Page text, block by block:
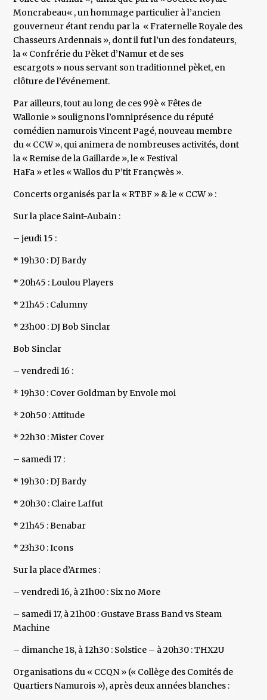
Moncrabeau« , un hommage particulier à l’ancien
gouverneur étant rendu par la « Fraternelle Royale des
Chasseurs Ardennais », dont il fut l’un des fondateurs,
la « Confrérie du Pèket d’Namur et de ses
escargots » nous servant son traditionnel pèket, en
clôture de l’événement.
Par ailleurs, tout au long de ces 99è « Fêtes de
Wallonie » soulignons l’omniprésence du réputé
comédien namurois Vincent Pagé, nouveau membre
du « CCW », qui animera de nombreuses activités, dont
la « Remise de la Gaillarde », le « Festival
HaFa » et les « Wallos du P’tit Françwès ».
Concerts organisés par la « RTBF » & le « CCW » :
Sur la place Saint-Aubain :
– jeudi 15 :
* 19h30 : DJ Bardy
* 20h45 : Loulou Players
* 21h45 : Calumny
* 23h00 : DJ Bob Sinclar
Bob Sinclar
– vendredi 16 :
* 19h30 : Cover Goldman by Envole moi
* 20h50 : Attitude
* 22h30 : Mister Cover
– samedi 17 :
* 19h30 : DJ Bardy
* 20h30 : Claire Laffut
* 21h45 : Benabar
* 23h30 : Icons
Sur la place d’Armes :
– vendredi 16, à 21h00 : Six no More
– samedi 17, à 21h00 : Gustave Brass Band vs Steam
Machine
– dimanche 18, à 12h30 : Solstice – à 20h30 : THX2U
Organisations du « CCQN » (« Collège des Comités de
Quartiers Namurois »), après deux années blanches :